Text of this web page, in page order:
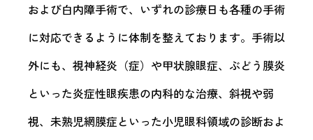
および白内障手術で、いずれの診療日も各種の手術
に対応できるように体制を整えております。手術以
外にも、視神経炎（症）や甲状腺眼症、ぶどう膜炎
といった炎症性眼疾患の内科的な治療、斜視や弱
視、未熟児網膜症といった小児眼科領域の診断およ